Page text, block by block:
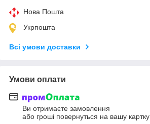
Нова Пошта
Укрпошта
Всі умови доставки
Умови оплати
Ви отримаєте замовлення
або гроші повернуться на вашу картку